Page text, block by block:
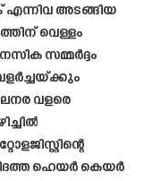
എന്നിവ അടങ്ങിയ
വെള്ളം
സമ്മർദ്ദം
വളരെ
ഹെയർ കെയർ